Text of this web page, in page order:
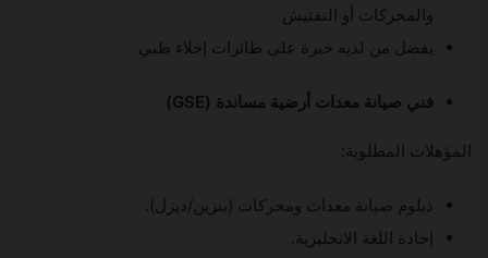
والمحركات أو التفتيش
يفضل من لديه خبرة على طائرات إخلاء طبي
فني صيانة معدات أرضية مساندة (GSE)
المؤهلات المطلوبة:
دبلوم صيانة معدات ومحركات (بنزين/ديزل).
إجادة اللغة الانجليزية.